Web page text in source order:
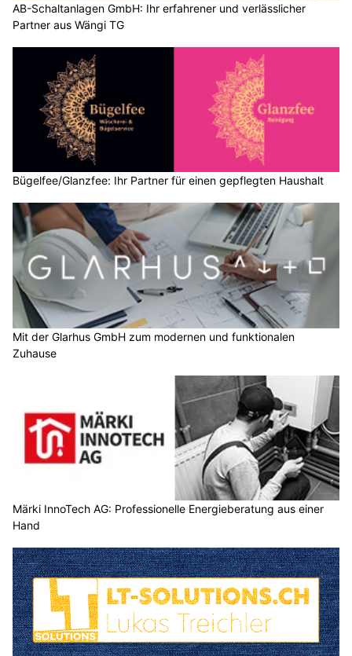
AB-Schaltanlagen GmbH: Ihr erfahrener und verlässlicher
Partner aus Wängi TG
Bügelfee/Glanzfee: Ihr Partner für einen gepflegten Haushalt
Mit der Glarhus GmbH zum modernen und funktionalen
Zuhause
Märki InnoTech AG: Professionelle Energieberatung aus einer
Hand